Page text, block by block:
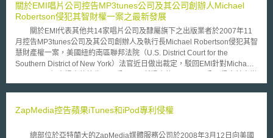
關於EMI唱片公司控告MP3tunes公司及其公司創辦人Michael
Robertson侵犯其智財權一案之最新發展
關於EMI代表其他共14家唱片公司及隸屬旗下之出版業者於2007年11
月控告MP3tunes公司及其公司創辦人及執行長Michael Robertson侵犯其智
慧財產權一案，美國紐約南區聯邦法院（U.S. District Court for the
Southern District of New York）法官近日做出裁定，駁回EMI針對Michael
著作權之主張。 聯邦法院法官William Pauley認為因紐約不是Michael
常性的商業活動且因此賺取大量的收益。因此，紐約法院對Michael
提供的網上服務並非純為被動式的，MP3tunes公司提供軟體讓客戶上傳、
ZapMedia控告蘋果iTunes和iPod專利侵權
總部位於亞特蘭大的ZapMedia媒體服務公司於2008年3月12日向美國